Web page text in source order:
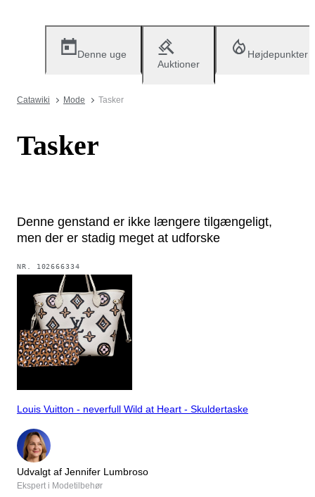
Denne uge
Auktioner
Højdepunkter
Catawiki Mode Tasker
Tasker
Denne genstand er ikke længere tilgængeligt,
men der er stadig meget at udforske
NR. 102666334
Louis Vuitton - neverfull Wild at Heart - Skuldertaske
Udvalgt af Jennifer Lumbroso
Ekspert i Modetilbehør